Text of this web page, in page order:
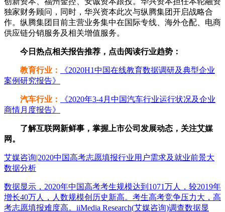
独家财务顾问，同时，华兴资本此次与纵腾集团开启战略合
作。纵腾集团目前主营业务集中在国际专线、海外仓配、电商
供应链分销服务及相关增值服务。
今日热点相关报告推荐，点击阅读行业趋势：
教育行业：
《2020H1中国在线教育数据调研及典型企业
案例研究报告》
汽车行业：
《2020年3-4月中国汽车行业运行状况及企业
商情月度报告》
了解互联网新鲜事，掌握上市公司发展动态，关注艾媒
网。
艾媒咨询|2020中国高考志愿填报行业用户需求及就业前景大
数据分析
数据显示，2020年中国高考考生规模达到1071万人，较2019年
增长40万人，人数规模创历史新高。考生高考竞争压力大，高
考志愿填报难度高。iiMedia Research(艾媒咨询)调查数据显